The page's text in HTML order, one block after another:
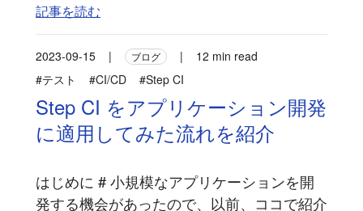
記事を読む
2023-09-15 | ブログ |
12 min read
#テスト
#CI/CD #Step CI
Step CI をアプリケーション開発
に適用してみた流れを紹介
はじめに # 小規模なアプリケーションを開
発する機会があったので、以前、ココで紹介